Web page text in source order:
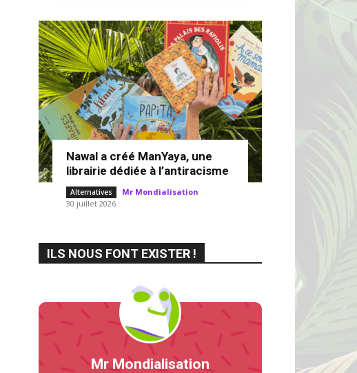
Nawal a créé ManYaya, une
librairie dédiée à l’antiracisme
Alternatives Mr Mondialisation -
30 juillet 2026
ILS NOUS FONT EXISTER !
Mr Mondialisation